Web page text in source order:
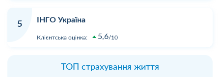
5
ІНГО Україна
Клієнтська оцінка: 5,6 10
ТОП страхування життя